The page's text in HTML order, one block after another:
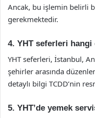
Ancak, bu işlemin belirli
gerekmektedir.
4. YHT seferleri
YHT seferleri, İstanbul,
şehirler arasında
detaylı bilgi TCDD’nin
5. YHT’de yemek